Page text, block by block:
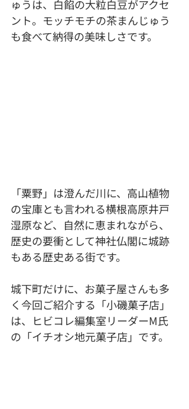
ゅうは、白餡の大粒白豆がアクセ
ント。モッチモチの茶まんじゅう
も食べて納得の美味しさです。
「粟野」は澄んだ川に、高山植物
の宝庫とも言われる横根高原井戸
湿原など、自然に恵まれながら、
歴史の要衝として神社仏閣に城跡
もある歴史ある街です。
城下町だけに、お菓子屋さんも多
く今回ご紹介する「小磯菓子店」
は、ヒビコレ編集室リーダーM氏
の「イチオシ地元菓子店」です。